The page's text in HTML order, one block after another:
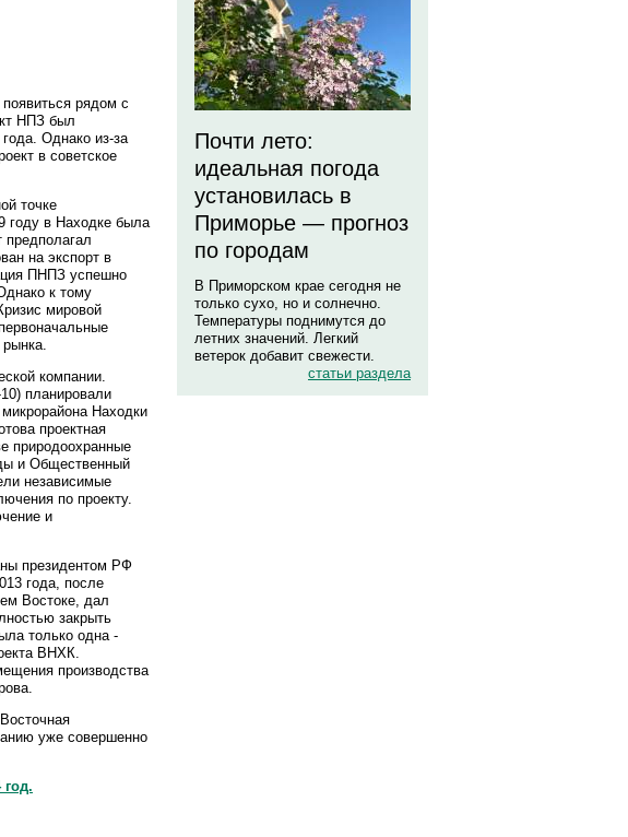
рядом с
НПЗ был
Однако из-за
в советское
точке
году в Находке была
на экспорт в
ПНПЗ успешно
к тому
мировой
компании.
планировали
Находки
проектная
природоохранные
и Общественный
независимые
по проекту.
и
президентом РФ
года, после
Востоке, дал
закрыть
только одна -
ВНХК.
производства
уже совершенно
Почти лето:
идеальная погода
установилась в
Приморье — прогноз
по городам
В Приморском крае сегодня не
только сухо, но и солнечно.
Температуры поднимутся до
летних значений. Легкий
ветерок добавит свежести.
статьи раздела